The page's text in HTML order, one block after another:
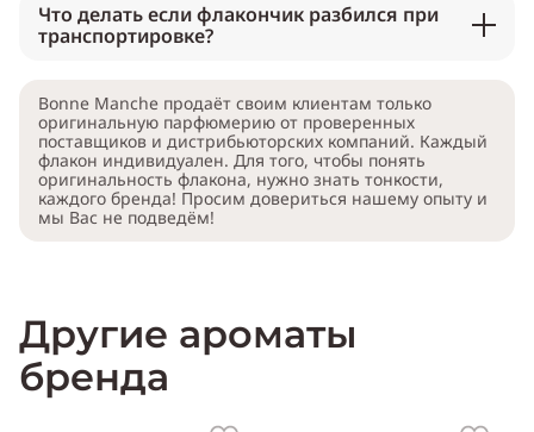
Что делать если флакончик разбился при
транспортировке?
Bonne Manche продаёт своим клиентам только
оригинальную парфюмерию от проверенных
поставщиков и дистрибьюторских компаний. Каждый
флакон индивидуален. Для того, чтобы понять
оригинальность флакона, нужно знать тонкости,
каждого бренда! Просим довериться нашему опыту и
мы Вас не подведём!
Другие ароматы
бренда